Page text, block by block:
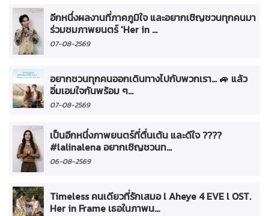
อีกหนึ่งผลงานที่ภาคภูมิใจ และอยากเชิญชวนทุกคนมา
ร่วมชมภาพยนตร์ 'Her in ...
07-08-2569
อยากชวนทุกคนออกเดินทางไปกับพวกเรา... 🚙 แล้ว
อิ่มเอมใจกันพร้อม ๆ...
07-08-2569
เป็นอีกหนึ่งภาพยนตร์ที่ตื่นเต้น และดีใจ ????
#lalinalena อยากเชิญชวนท...
06-08-2569
Timeless คนเดียวที่รักเสมอ l Aheye 4 EVE l OST.
Her in Frame เธอในภาพน...